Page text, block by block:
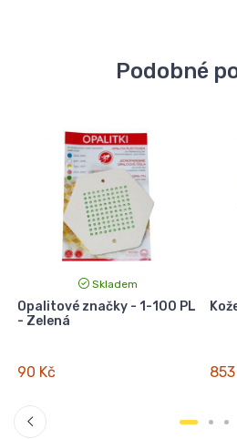
Podobné
Skladem
Opalitové značky - 1-100 PL
- Zelená
90 Kč